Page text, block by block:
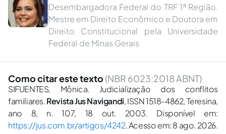
Desembargadora Federal do TRF 1ª Região.
Mestre em Direito Econômico e Doutora em
Direito Constitucional pela Universidade
Federal de Minas Gerais
Como citar este texto (NBR 6023:2018 ABNT)
SIFUENTES, Mônica. Judicialização dos conflitos
familiares.Revista Jus Navigandi, ISSN 1518-4862, Teresina,
ano 8, n. 107, 18 out. 2003. Disponível em:
https://jus.com.br/artigos/4242. Acesso em: 8 ago. 2026.